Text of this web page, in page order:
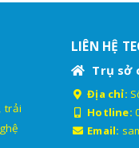
trải
LIÊN HỆ
Trụ sở
Địa chỉ:
Hotline:
Email: